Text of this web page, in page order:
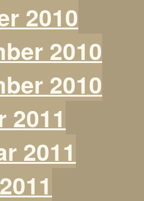
2010
2010
2010
2011
2011